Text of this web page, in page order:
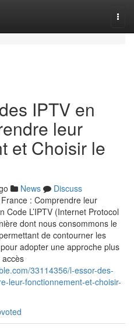
IPTV en
leur
et Choisir le
News
Discuss
: Comprendre leur
Code L’IPTV (Internet Protocol
dont nous consommons le
de contourner les
adopter une approche plus
33114356/l-essor-des-
leur-fonctionnement-et-choisir-